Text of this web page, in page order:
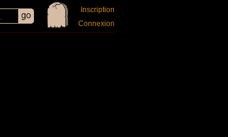
Inscription
Connexion